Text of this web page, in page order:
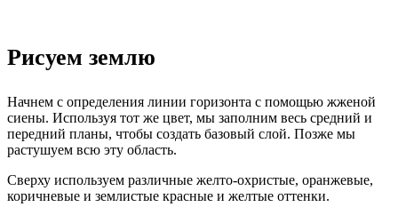
Рисуем землю
Начнем с определения линии горизонта с помощью жженой
сиены. Используя тот же цвет, мы заполним весь средний и
передний планы, чтобы создать базовый слой. Позже мы
растушуем всю эту область.
Сверху используем различные желто-охристые, оранжевые,
коричневые и землистые красные и желтые оттенки.